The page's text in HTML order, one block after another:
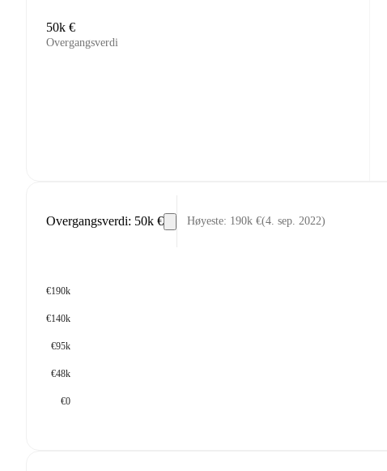
50k €
Overgangsverdi
Overgangsverdi: 50k € Høyeste: 190k €(4. sep. 2022)
€190k
€140k
€95k
€48k
€0